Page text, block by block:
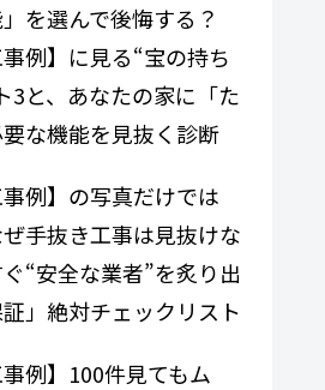
を選んで後悔する？
事例】に見る“宝の持ち
3と、あなたの家に「た
な機能を見抜く診断
事例】の写真だけでは
ぜ手抜き工事は見抜けな
“安全な業者”を炙り出
」絶対チェックリスト
事例】100件見てもム